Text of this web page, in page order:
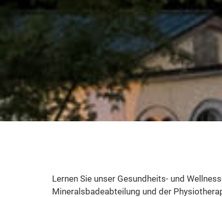
Lernen Sie unser Gesundheits- und
Mineralsbadeabteilung und der